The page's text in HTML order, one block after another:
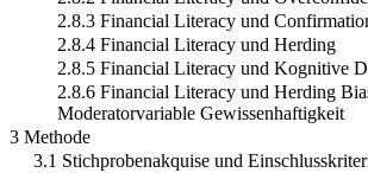
2.8.3 Financial Literacy und
2.8.4 Financial Literacy und Herding
2.8.5 Financial Literacy und Kognitive
2.8.6 Financial Literacy und Herding
Moderatorvariable Gewissenhaftigkeit
3 Methode
3.1 Stichprobenakquise und